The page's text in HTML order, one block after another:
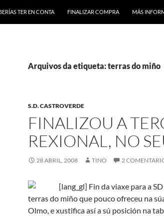
TER EN CONTA FINALIZAR COMPRA MÁS
Arquivos da etiqueta: terras do miño
S.D. CASTROVERDE
FINALIZOU A
REXIONAL, NO
28 ABRIL, 2008 TINO 2
[lang_gl] Fin da viaxe para a
terras do miño que pouco ofreceu na
Olmo, e xustifica así a sú posición na